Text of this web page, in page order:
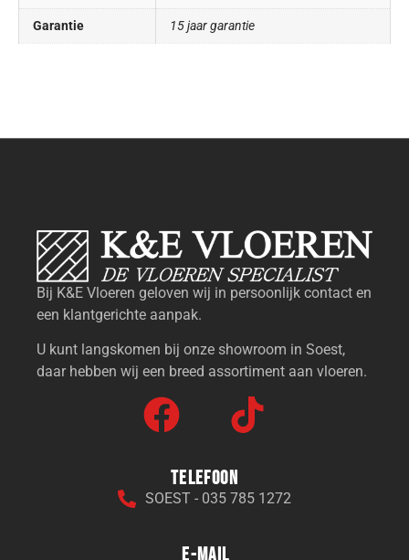
Garantie 15 jaar garantie
Bij K&E Vloeren geloven wij in persoonlijk contact en
een klantgerichte aanpak.
U kunt langskomen bij onze showroom in Soest,
daar hebben wij een breed assortiment aan vloeren.
Telefoon
SOEST - 035 785 1272
E-mail